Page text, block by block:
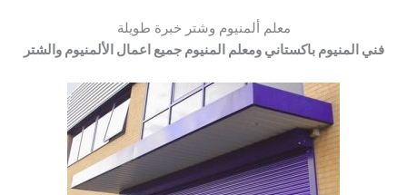
معلم ألمنيوم وشتر خبرة طويلة
فني المنيوم باكستاني ومعلم المنيوم جميع اعمال الألمنيوم والشتر